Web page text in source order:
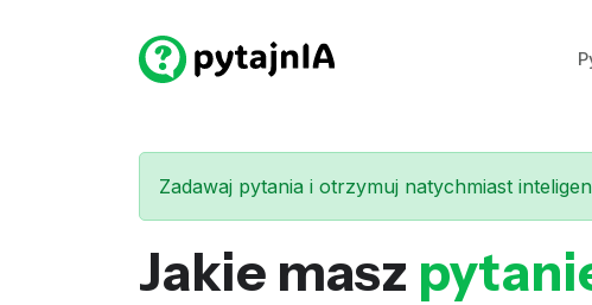
Zadawaj pytania i otrzymuj natychmiast
Jakie masz